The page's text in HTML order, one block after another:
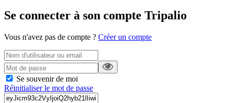
Se connecter à son compte Tripalio
Vous n'avez pas de compte ? Créer un compte
Se souvenir de moi
Réinitialiser le mot de passe